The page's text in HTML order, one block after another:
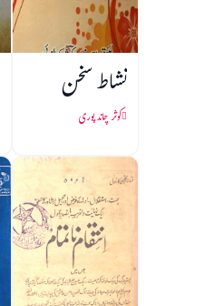
نشاط سخن
کوثر چاند پوری